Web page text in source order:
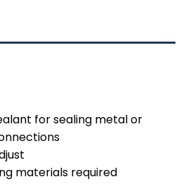
for sealing metal or
materials required